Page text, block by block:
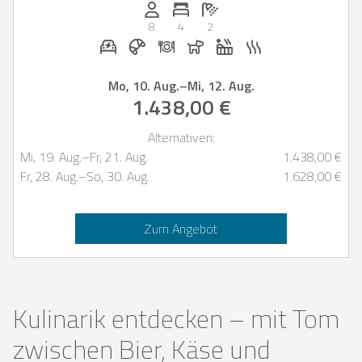
Anzahl der Personen: 8
8
Anzahl der Schlafzimmer: 4
4
Anzahl der Badezimmer: 2
2
E-Auto Ladestation auf Anfrage
Frühstück bei Casapilot buchbar
Abendessen auf Anfrage
Hunde erlaubt
Whirlpool
Mo, 10. Aug.–Mi, 12. Aug.
1.438,00 €
Alternativen:
Mi, 19. Aug.–Fr, 21. Aug.
1.438,00 €
Fr, 28. Aug.–So, 30. Aug. 1.628,00 €
Zum Angebot
Kulinarik entdecken – mit Tom
zwischen Bier, Käse und